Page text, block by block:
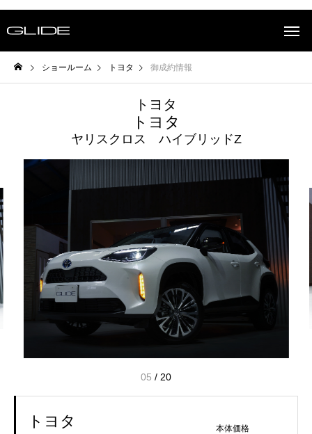
ショールーム トヨタ 御成約情報
トヨタ
トヨタ
ヤリスクロス ハイブリッドZ
05 / 20
トヨタ 本体価格